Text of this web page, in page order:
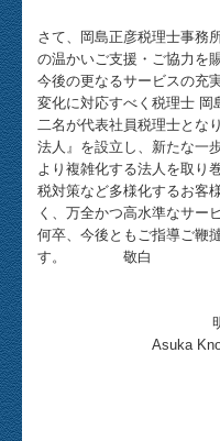
セミナー案内
料金について
業務案内
経営革新等支援機関とは
経営者お役立ち情報
さて、岡島正彦税理士事務
の温かいご支援・ご協力を
今後の更なるサービスの充
変化に対応すべく税理士 岡
二名が代表社員税理士とな
法人』を設立し、新たな一
より複雑化する法人を取り
税対策など多様化するお客
く、万全かつ高水準なサー
何卒、今後ともご指導ご鞭
す。 敬白
Asuka